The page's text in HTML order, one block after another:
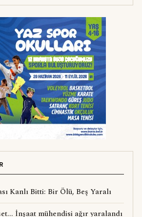
Kanlı Bitti: Bir Ölü, Beş Yaralı
İnşaat mühendisi ağır yaralandı